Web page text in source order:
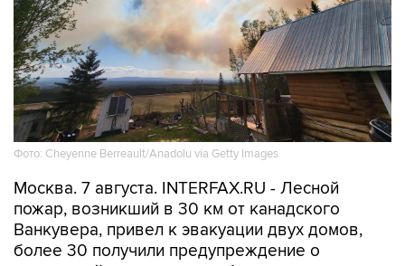
Фото: Cheyenne Berreault/Anadolu via Getty Images
Москва. 7 августа. INTERFAX.RU - Лесной
Ванкувера, привел к эвакуации двух домов,
более 30 получили предупреждение о
возможной эвакуации, сообщают местные
СМИ.